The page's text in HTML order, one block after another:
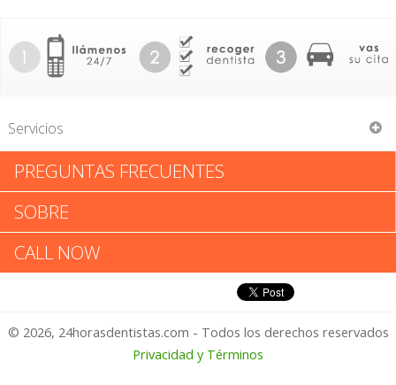
Servicios
Frank Soltiz
Frank Soltiz: Califica tu
Experiencia
1 – No Feliz
PREGUNTAS FRECUENTES
SOBRE
CALL NOW
© 2026, 24horasdentistas.com - Todos los derechos reservados
Privacidad y Términos